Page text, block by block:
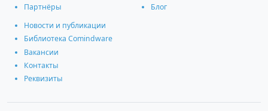
Партнёры
Блог
Новости и публикации
Библиотека Comindware
Вакансии
Контакты
Реквизиты